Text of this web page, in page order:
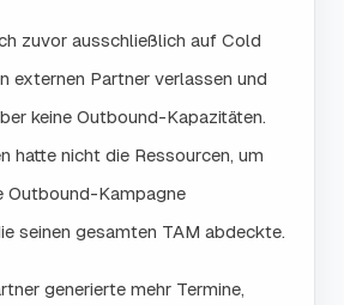
zuvor ausschließlich auf Cold
externen Partner verlassen und
keine Outbound-Kapazitäten.
hatte nicht die Ressourcen, um
Outbound-Kampagne
seinen gesamten TAM abdeckte.
generierte mehr Termine,